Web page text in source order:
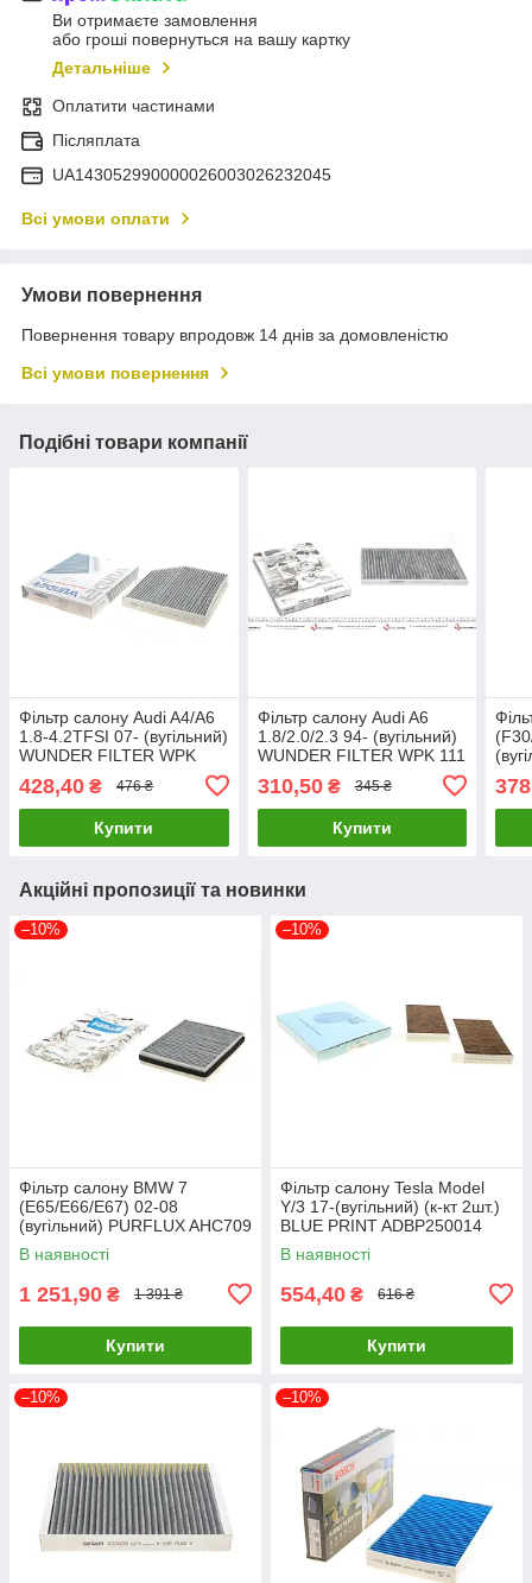
Ви отримаєте замовлення
або гроші повернуться на вашу картку
Детальніше
Оплатити частинами
Післяплата
UA143052990000026003026232045
Всі умови оплати
Умови повернення
Повернення товару впродовж 14 днів за домовленістю
Всі умови повернення
Подібні товари компанії
Фільтр салону Audi A4/A6
1.8-4.2TFSI 07- (вугільний)
WUNDER FILTER WPK
428,40 ₴ 476 ₴
Купити
Фільтр салону Audi A6
1.8/2.0/2.3 94- (вугільний)
WUNDER FILTER WPK 111
310,50₴ 345 ₴
Купити
378
Акційні пропозиції та новинки
–10%
Фільтр салону BMW 7
(E65/E66/E67) 02-08
(вугільний) PURFLUX AHC709
UA61
В наявності
1 251,90 ₴ 1 391 ₴
Купити
–10%
Фільтр салону Tesla Model
Y/3 17-(вугільний) (к-кт 2шт.)
BLUE PRINT ADBP250014
UA61
В наявності
554,40 ₴ 616 ₴
Купити
–10% –10%